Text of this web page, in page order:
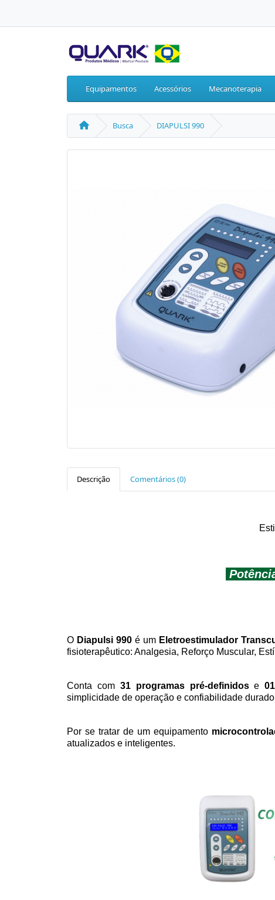
Equipamentos Acessórios Mecanoterapia
Busca DIAPULSI 990
Descrição Comentários (0)
O Diapulsi 990 é um Eletroestimulador
fisioterapêutico: Analgesia, Reforço Muscular,
Conta com 31 programas pré-definidose
simplicidade de operação e confiabilidade
Por se tratar de um equipamento
atualizados e inteligentes.